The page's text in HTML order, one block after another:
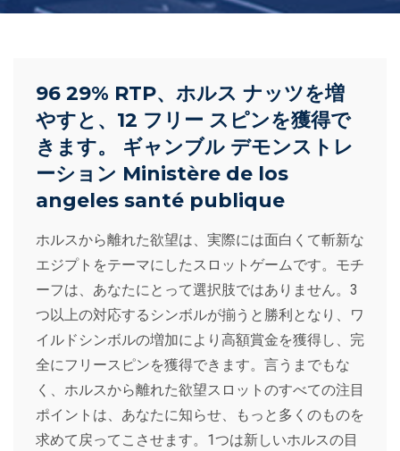
96 29% RTP、ホルス ナッツを増
やすと、12 フリー スピンを獲得で
きます。 ギャンブル デモンストレ
ーション Ministère de los
angeles santé publique
ホルスから離れた欲望は、実際には面白くて斬新な
エジプトをテーマにしたスロットゲームです。モチ
ーフは、あなたにとって選択肢ではありません。3
つ以上の対応するシンボルが揃うと勝利となり、ワ
イルドシンボルの増加により高額賞金を獲得し、完
全にフリースピンを獲得できます。言うまでもな
く、ホルスから離れた欲望スロットのすべての注目
ポイントは、あなたに知らせ、もっと多くのものを
求めて戻ってこさせます。1つは新しいホルスの目